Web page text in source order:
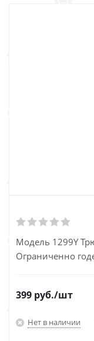
Модель 1299Y
Ограниченно
399 руб./шт
Нет в наличии